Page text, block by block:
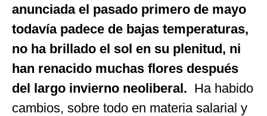
anunciada el pasado primero de mayo
todavía padece de bajas temperaturas,
no ha brillado el sol en su plenitud, ni
han renacido muchas flores después
del largo invierno neoliberal. Ha habido
cambios, sobre todo en materia salarial y